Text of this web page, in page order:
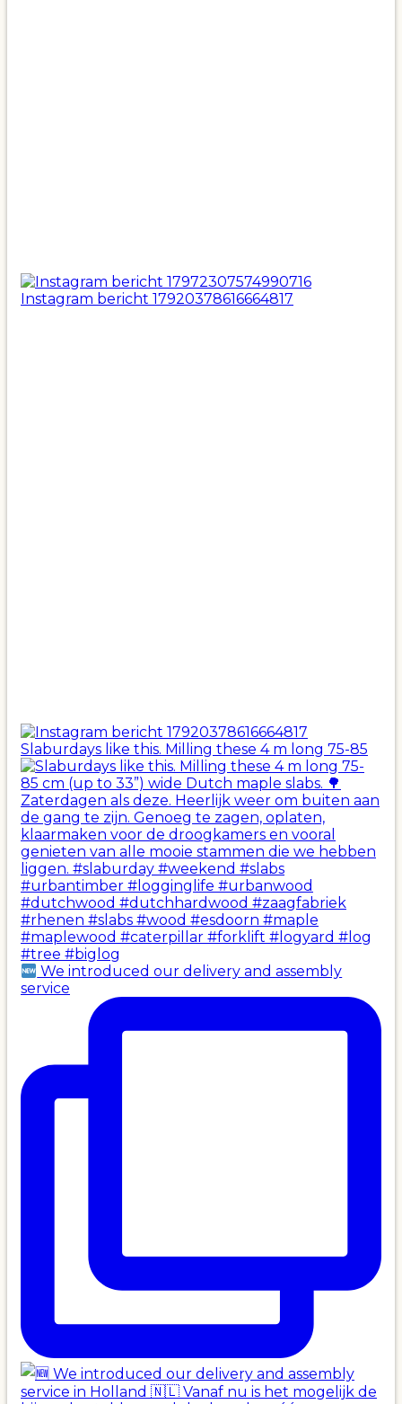
Instagram bericht 17920378616664817
Slaburdays like this. Milling these 4 m long 75-85
We introduced our delivery and assembly
service